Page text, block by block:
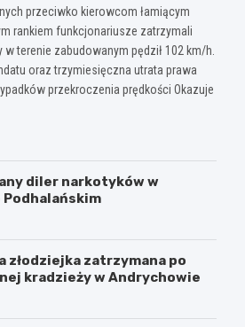
przeciwko kierowcom łamiącym
rankiem funkcjonariusze zatrzymali
terenie zabudowanym pędził 102 km/h.
oraz trzymiesięczna utrata prawa
przekroczenia prędkości Okazuje
diler narkotyków w
Podhalańskim
złodziejka zatrzymana po
kradzieży w Andrychowie